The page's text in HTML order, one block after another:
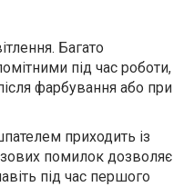
Багато
під час роботи,
фарбування або при
приходить із
помилок дозволяє
під час першого